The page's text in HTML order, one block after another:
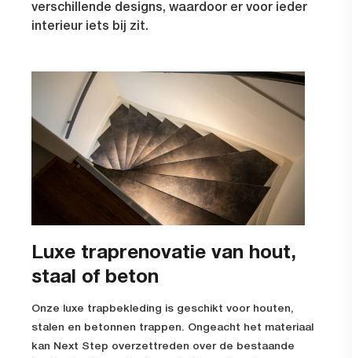
verschillende designs, waardoor er voor ieder
interieur iets bij zit.
Luxe traprenovatie van hout,
staal of beton
Onze luxe trapbekleding is geschikt voor houten,
stalen en betonnen trappen. Ongeacht het materiaal
kan Next Step overzettreden over de bestaande